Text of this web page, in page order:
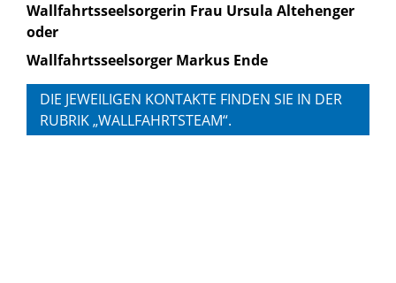
Wallfahrtsseelsorgerin Frau Ursula Altehenger
oder
Wallfahrtsseelsorger Markus Ende
DIE JEWEILIGEN KONTAKTE FINDEN SIE IN DER
RUBRIK „WALLFAHRTSTEAM“.